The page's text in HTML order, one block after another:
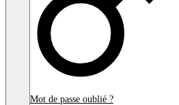
Mot de passe oublié ?